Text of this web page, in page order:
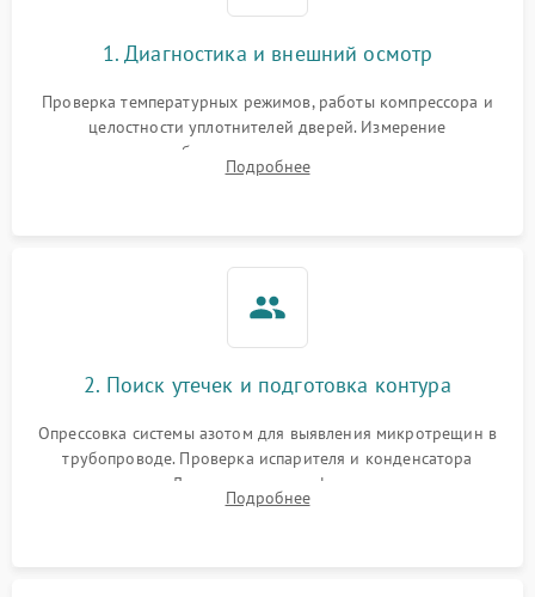
работе
2000 ₽ Подробнее →
1000 ₽
1800 ₽
1. Диагностика и внешний осмотр
Проверка температурных режимов, работы компрессора и
целостности уплотнителей дверей. Измерение
сопротивления обмоток мотора, проверка термостата и
считывание кодов ошибок с электронного дисплея.
Подробнее
2. Поиск утечек и подготовка контура
Опрессовка системы азотом для выявления микротрещин в
трубопроводе. Проверка испарителя и конденсатора
течеискателем. Демонтаж старого фильтра-осушителя и
продувка капиллярной трубки для устранения засоров.
Подробнее